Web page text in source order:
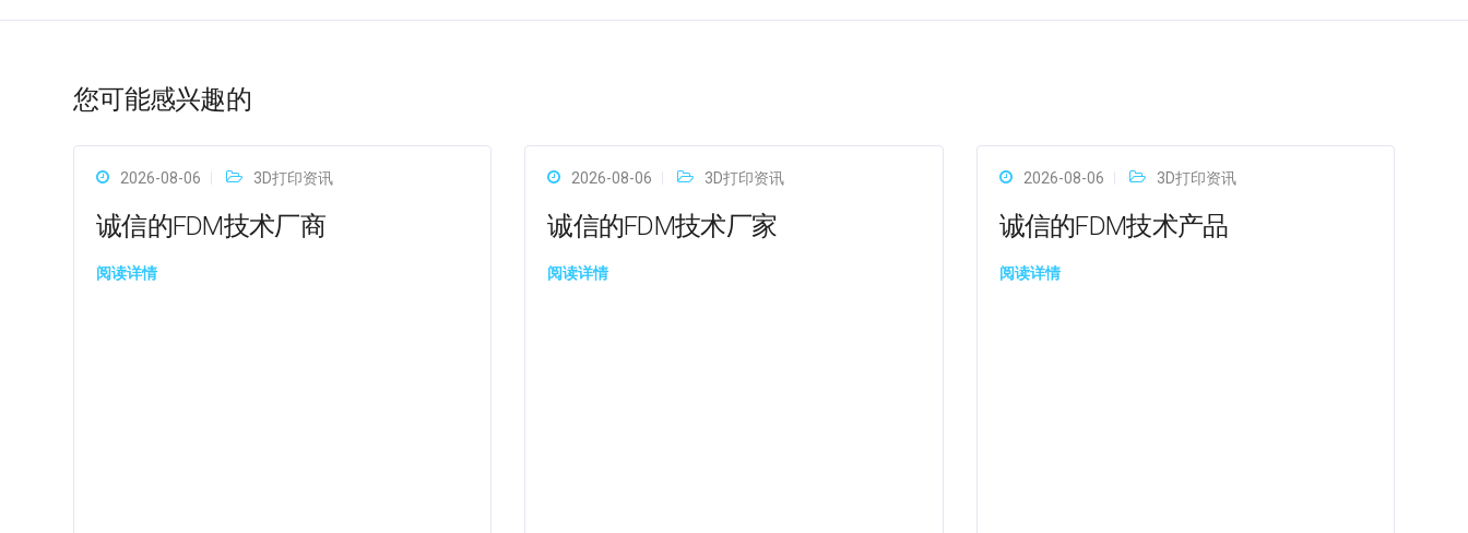
您可能感兴趣的
2026-08-06 3D打印资讯
诚信的FDM技术厂商
阅读详情
2026-08-06 3D打印资讯
诚信的FDM技术厂家
阅读详情
2026-08-06 3D打印资讯
诚信的FDM技术产品
阅读详情